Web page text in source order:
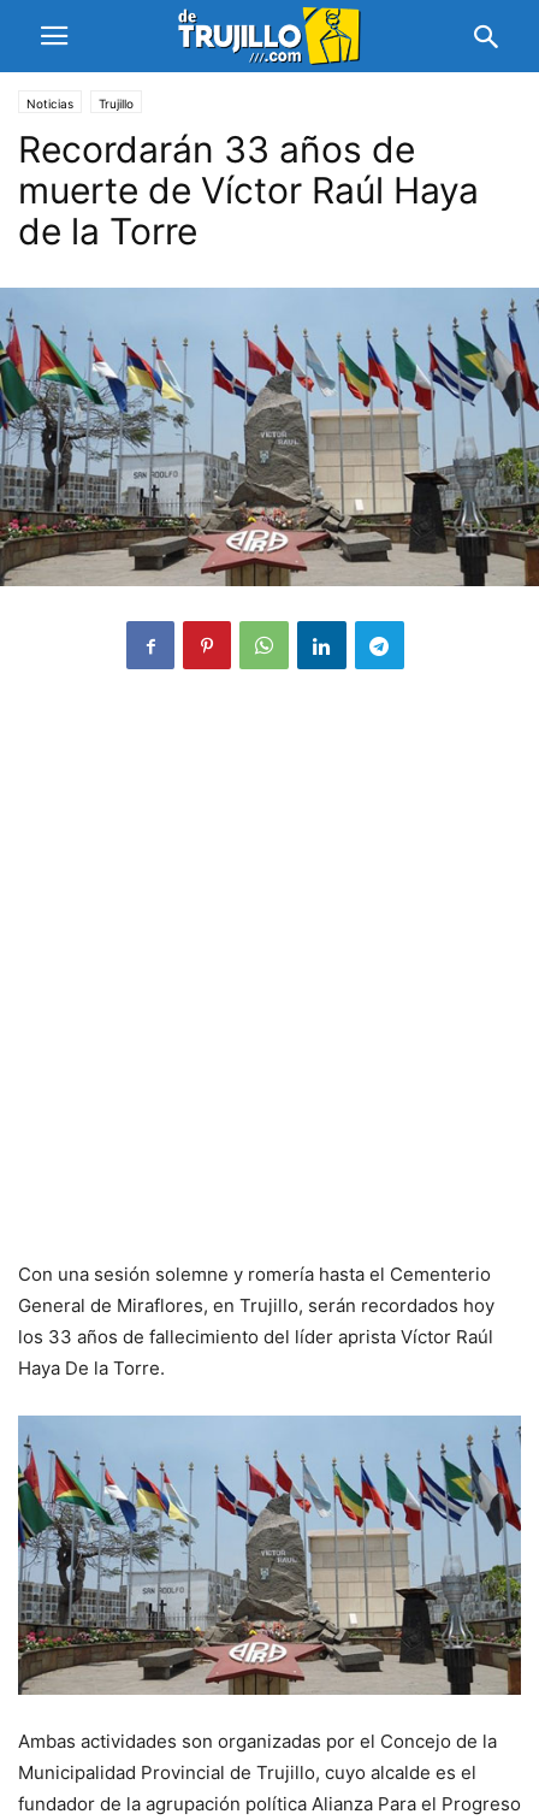
Noticias Trujillo
Recordarán 33 años de
muerte de Víctor Raúl Haya
de la Torre
Con una sesión solemne y romería hasta el Cementerio
General de Miraflores, en Trujillo, serán recordados hoy
los 33 años de fallecimiento del líder aprista Víctor Raúl
Haya De la Torre.
Ambas actividades son organizadas por el Concejo de la
Municipalidad Provincial de Trujillo, cuyo alcalde es el
fundador de la agrupación política Alianza Para el Progreso